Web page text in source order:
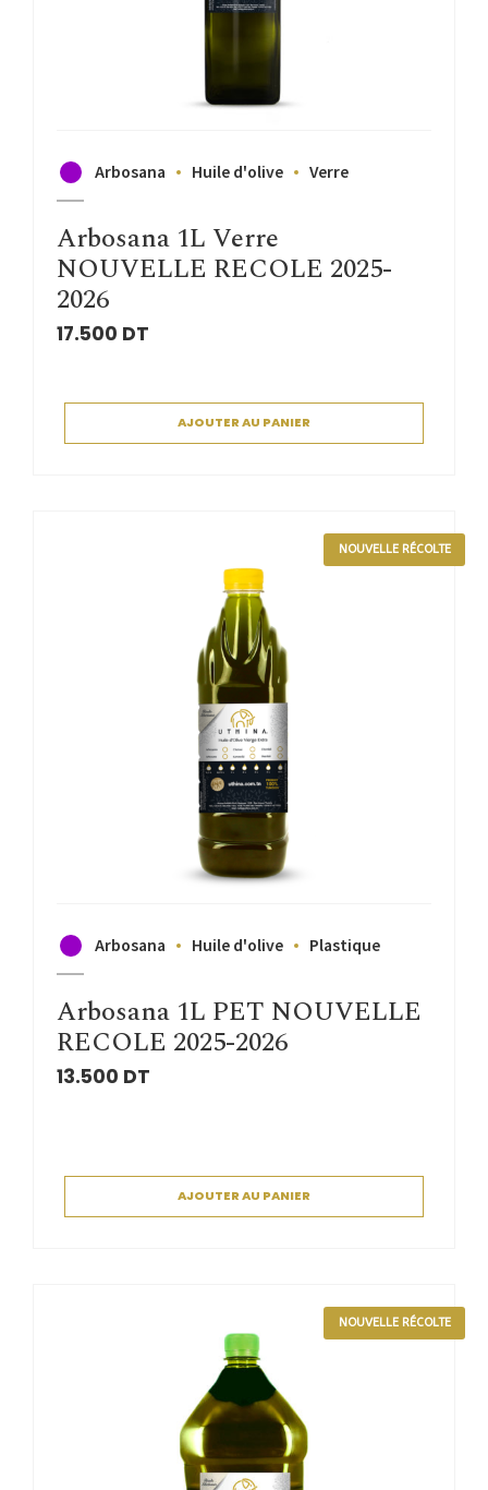
Arbosana Huile d'olive Verre
Arbosana 1L Verre
NOUVELLE RECOLE 2025-
2026
17.500 DT
AJOUTER AU PANIER
NOUVELLE RÉCOLTE
Arbosana Huile d'olive Plastique
Arbosana 1L PET NOUVELLE
RECOLE 2025-2026
13.500 DT
AJOUTER AU PANIER
NOUVELLE RÉCOLTE